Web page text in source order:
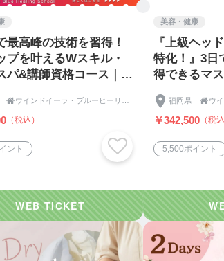
レイア】のnaoさんと共同開発した究極のヘ
ドのアーユルヴェーダでは、気の出入り口と
す。頭部のチャクラは、精神世界や宇宙意識
ギー交換がなされる場所です。そして、魂は
ら成長しています。
の上から足下へ、滝が流れるようにエネルギー
をよくし、良いエネルギーを満たすことができ
と首のもみほぐしとヒーリングを組み合わせて
動によって脳を活性化することで、眠ってい
後悔、聴覚、ストレス、ほうれい線やフェイ
目を酷使している、猫背）、松果体(超感覚
します。
のリズムに合わせた頭皮ほぐしは、ただ、気持
最高峰の技術を習得！
プを叶えるWスキル・
パ&講師資格コース｜グ
イーラ・ブルーヒーリ
ール｜アフターサポー

（税込）
ント
美容・健康
『上級ヘッ
特化！』3日
得できるマ
ゆらし
ラクターコー
福岡県 
￥342,500 （税込
5,500ポイント